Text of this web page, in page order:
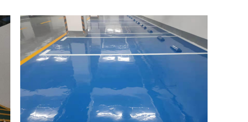
郑
州
市
政
委
停
车
场
防
滑 坡
道